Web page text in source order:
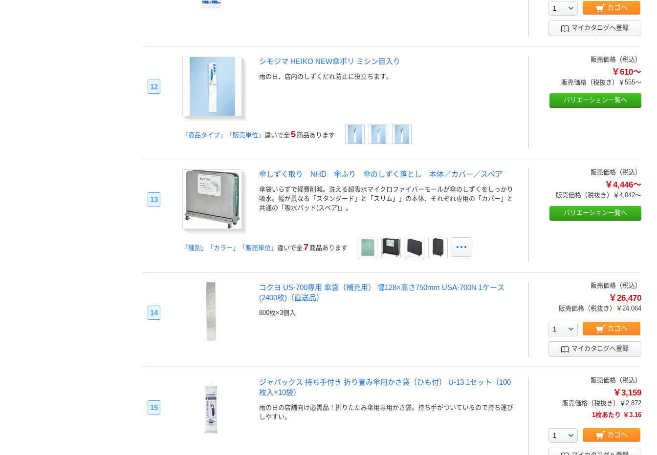
カゴへ
マイカタログへ登録
12
シモジマ HEIKO NEW傘ポリ ミシン目入り
雨の日、店内のしずくだれ防止に役立ちます。
「商品タイプ」「販売単位」 違いで全5 商品あります
販売価格（税込）
￥610～
販売価格（税抜き） ￥555～
バリエーション一覧へ
13
傘しずく取り NHD 傘ふり 傘のしずく落とし 本体／カバー／スペア
傘袋いらずで経費削減。洗える超吸水マイクロファイバーモールが傘のしずくをしっかり
吸水。幅が異なる「スタンダード」と「スリム」」の本体、それぞれ専用の「カバー」と
共通の「吸水パッド(スペア)」。
「種別」「カラー」「販売単位」 違いで全7 商品あります
販売価格（税込）
￥4,446～
販売価格（税抜き） ￥4,042～
バリエーション一覧へ
14
コクヨ US-700専用 傘袋（補充用） 幅128×高さ750mm USA-700N 1ケース
(2400枚)（直送品）
800枚×3個入
販売価格（税込）
￥26,470
販売価格（税抜き） ￥24,064
カゴへ
マイカタログへ登録
15
ジャパックス 持ち手付き 折り畳み傘用かさ袋（ひも付） U-13 1セット（100
枚入×10袋）
雨の日の店舗向け必需品！折りたたみ傘用専用かさ袋。持ち手がついているので持ち運び
しやすい。
販売価格（税込）
￥3,159
販売価格（税抜き）
￥2,872
1枚あたり ￥3.16
カゴへ